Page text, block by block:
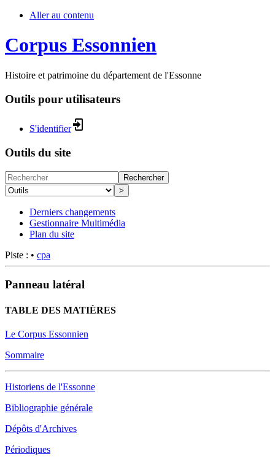
Aller au contenu
Corpus Essonnien
Histoire et patrimoine du département de l'Essonne
Outils pour utilisateurs
S'identifier
Outils du site
Rechercher
>
Derniers changements
Gestionnaire Multimédia
Plan du site
Piste : • cpa
Panneau latéral
TABLE DES MATIÈRES
Le Corpus Essonnien
Sommaire
Historiens de l'Essonne
Bibliographie générale
Dépôts d'Archives
Périodiques